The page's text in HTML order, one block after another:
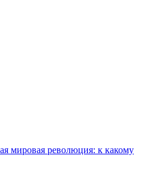
мировая революция: к какому